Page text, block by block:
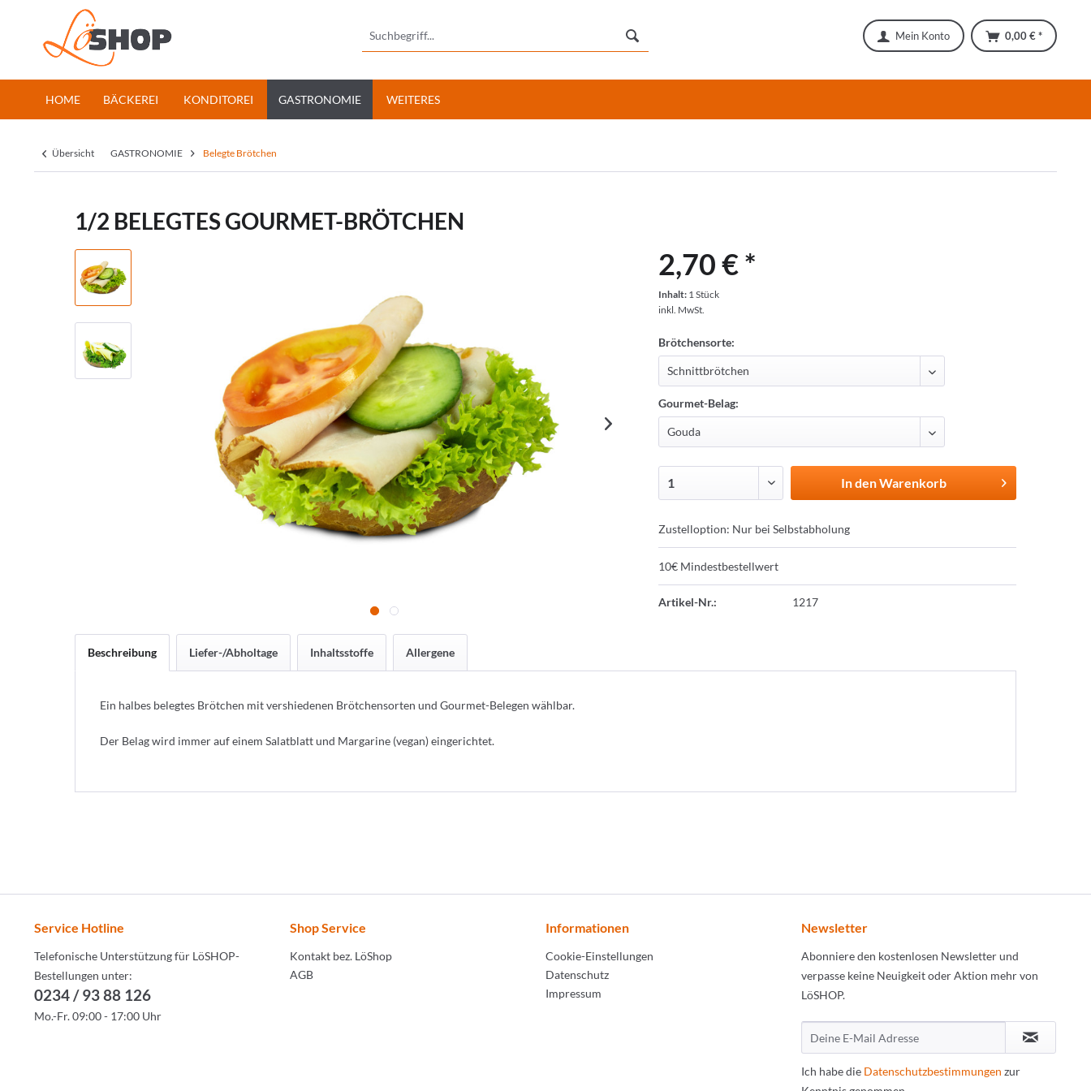
Mein Konto 0,00 € *
HOME BÄCKEREI KONDITOREI GASTRONOMIE WEITERES
Übersicht GASTRONOMIE Belegte Brötchen
1/2 BELEGTES GOURMET-BRÖTCHEN
2,70 € *
Inhalt: 1 Stück
inkl. MwSt.
Brötchensorte:
Gourmet-Belag:
In denWarenkorb
Zustelloption: Nur bei Selbstabholung
10€ Mindestbestellwert
Artikel-Nr.: 1217
Beschreibung Liefer-/Abholtage Inhaltsstoffe Allergene
Ein halbes belegtes Brötchen mit vershiedenen Brötchensorten und Gourmet-Belegen wählbar.
Der Belag wird immer auf einem Salatblatt und Margarine (vegan) eingerichtet.
Service Hotline
Telefonische Unterstützung für LöSHOP-
Bestellungen unter:
0234 / 93 88 126
Mo.-Fr. 09:00 - 17:00 Uhr
Shop Service
Kontakt bez. LöShop
AGB
Informationen
Cookie-Einstellungen
Datenschutz
Impressum
Newsletter
Abonniere den kostenlosen Newsletter und
verpasse keine Neuigkeit oder Aktion mehr von
LöSHOP.
Ich habe die Datenschutzbestimmungen zur